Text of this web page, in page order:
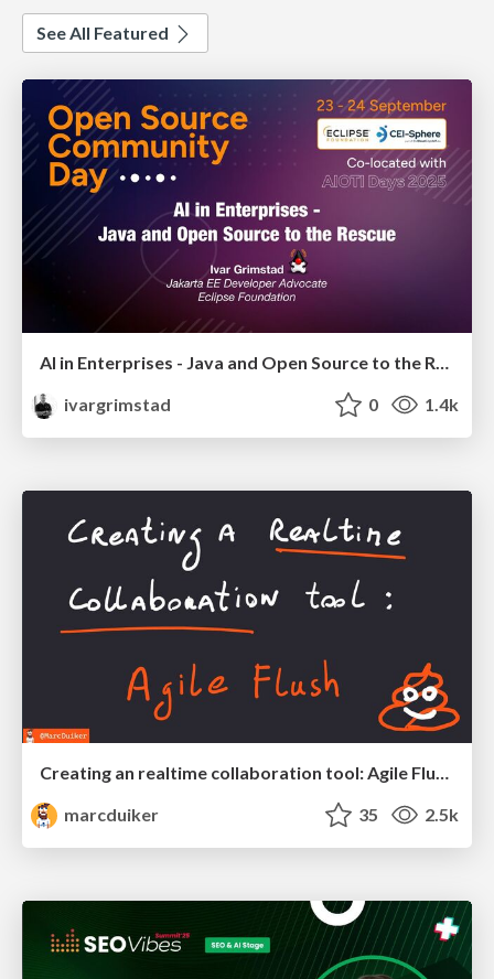
See All Featured
ivargrimstad
0 1.4k
Creating an realtime collaboration tool: Agile Flush - .NET Oxford
marcduiker
35 2.5k